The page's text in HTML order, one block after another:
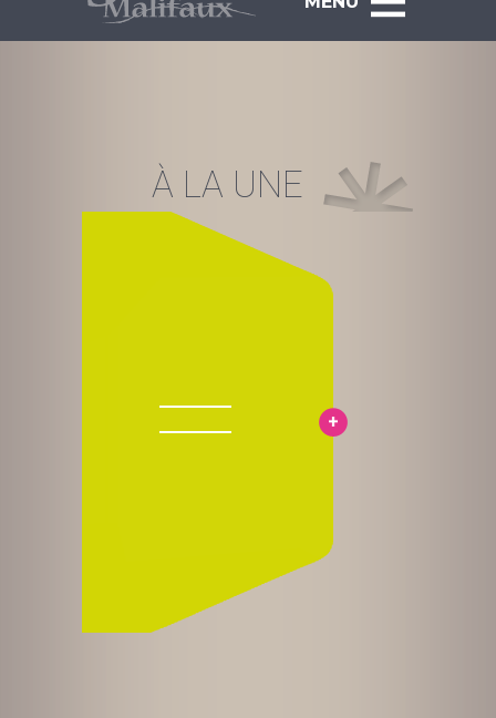
À LA UNE